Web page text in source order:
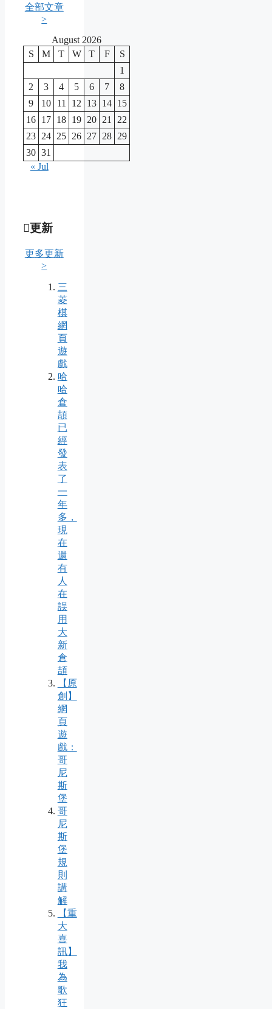
全部文章
>
August 2026
S
M T W T F
S
1
2
3 4 5 6 7
8
9
10 11 12 13 14 15
16 17 18 19 20 21
22
23 24 25 26 27 28 29
30 31
« Jul
更新
更多更新
>
三
菱
棋
網
頁
遊
戲
哈
哈
倉
頡
已
經
發
表
了
一
年
多，
現
在
還
有
人
在
誤
用
大
新
倉
頡
【原
創】
網
頁
遊
戲：
哥
尼
斯
堡
哥
尼
斯
堡
規
則
講
解
【重
大
喜
訊】
我
為
歌
狂